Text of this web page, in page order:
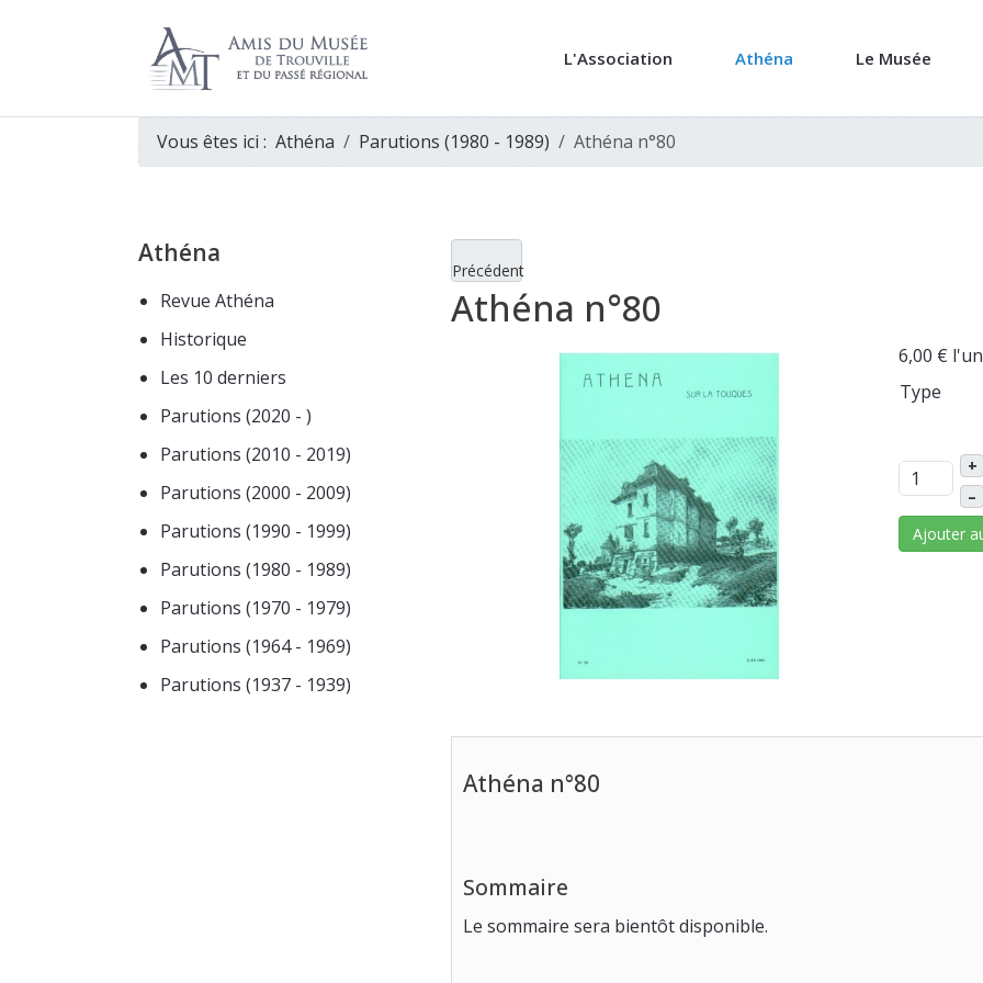
L'Association Athéna Le Musée
Vous êtes ici : Athéna Parutions (1980 - 1989) Athéna n°80
Athéna
Revue Athéna
Historique
Les 10 derniers
Parutions (2020 - )
Parutions (2010 - 2019)
Parutions (2000 - 2009)
Parutions (1990 - 1999)
Parutions (1980 - 1989)
Parutions (1970 - 1979)
Parutions (1964 - 1969)
Parutions (1937 - 1939)
Précédent
Athéna n°80
6,00 €
Type
+
–
Ajouter
Athéna n°80
Sommaire
Le sommaire sera bientôt disponible.